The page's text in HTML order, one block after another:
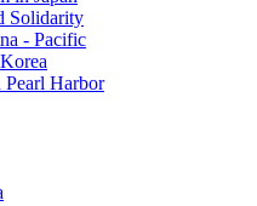
Solidarity
- Pacific
Harbor